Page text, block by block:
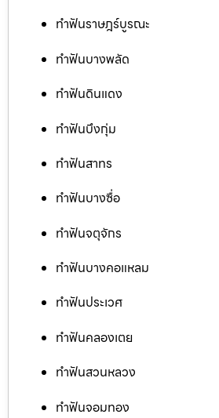
ทำฟันราษฎร์บูรณะ
ทำฟันบางพลัด
ทำฟันดินแดง
ทำฟันบึงกุ่ม
ทำฟันสาทร
ทำฟันบางซื่อ
ทำฟันจตุจักร
ทำฟันบางคอแหลม
ทำฟันประเวศ
ทำฟันคลองเตย
ทำฟันสวนหลวง
ทำฟันจอมทอง